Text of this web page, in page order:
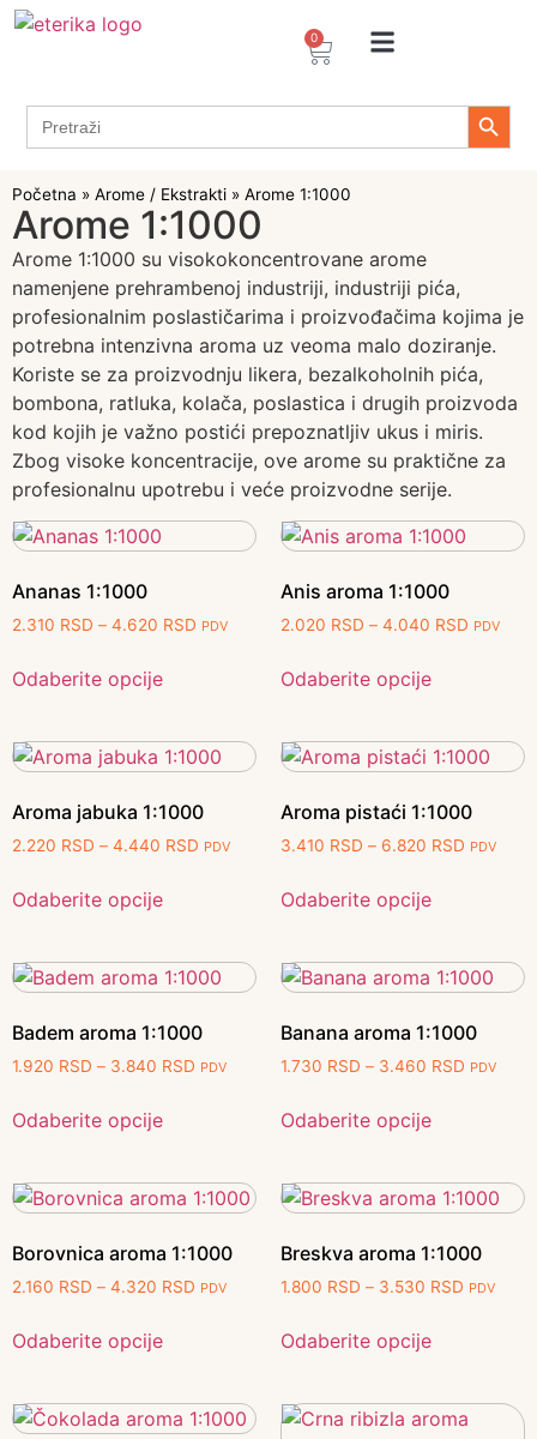
0
Search
for:
Search
Početna » Arome / Ekstrakti » Arome 1:1000
Arome 1:1000
Arome 1:1000 su visokokoncentrovane arome
namenjene prehrambenoj industriji, industriji pića,
profesionalnim poslastičarima i proizvođačima kojima je
potrebna intenzivna aroma uz veoma malo doziranje.
Koriste se za proizvodnju likera, bezalkoholnih pića,
bombona, ratluka, kolača, poslastica i drugih proizvoda
kod kojih je važno postići prepoznatljiv ukus i miris.
Zbog visoke koncentracije, ove arome su praktične za
profesionalnu upotrebu i veće proizvodne serije.
Ananas 1:1000
2.310 RSD – 4.620 RSD PDV
Odaberite opcije
Anis aroma 1:1000
2.020 RSD – 4.040 RSD PDV
Odaberite opcije
Aroma jabuka 1:1000
2.220 RSD – 4.440 RSD PDV
Odaberite opcije
Aroma pistaći 1:1000
3.410 RSD – 6.820 RSD PDV
Odaberite opcije
Badem aroma 1:1000
1.920 RSD – 3.840 RSD PDV
Odaberite opcije
Banana aroma 1:1000
1.730 RSD – 3.460 RSD PDV
Odaberite opcije
Borovnica aroma 1:1000
2.160 RSD – 4.320 RSD PDV
Odaberite opcije
Breskva aroma 1:1000
1.800 RSD – 3.530 RSD PDV
Odaberite opcije